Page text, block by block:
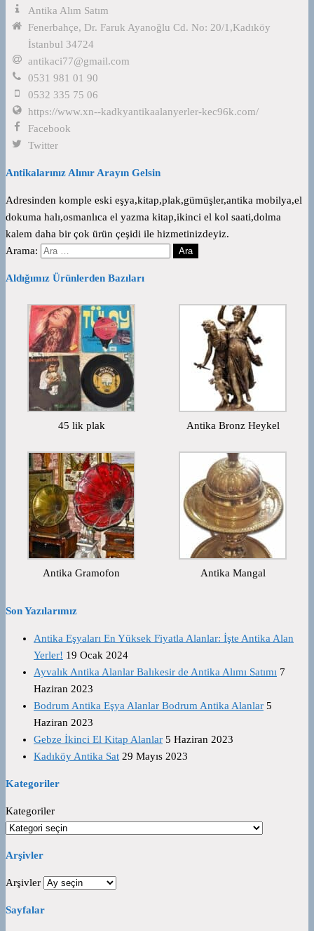
Antika Alım Satım
Fenerbahçe, Dr. Faruk Ayanoğlu Cd. No: 20/1,Kadıköy
İstanbul 34724
antikaci77@gmail.com
0531 981 01 90
0532 335 75 06
https://www.xn--kadkyantikaalanyerler-kec96k.com/
Facebook
Twitter
Antikalarınız Alınır Arayın Gelsin
Adresinden komple eski eşya,kitap,plak,gümüşler,antika mobilya,el
dokuma halı,osmanlıca el yazma kitap,ikinci el kol saati,dolma
kalem daha bir çok ürün çeşidi ile hizmetinizdeyiz.
Arama:
Aldığımız Ürünlerden Bazıları
45 lik plak Antika Bronz Heykel
Antika Gramofon Antika Mangal
Son Yazılarımız
Antika Eşyaları En Yüksek Fiyatla Alanlar: İşte Antika Alan
Yerler! 19 Ocak 2024
Ayvalık Antika Alanlar Balıkesir de Antika Alımı Satımı 7
Haziran 2023
Bodrum Antika Eşya Alanlar Bodrum Antika Alanlar 5
Haziran 2023
Gebze İkinci El Kitap Alanlar 5 Haziran 2023
Kadıköy Antika Sat 29 Mayıs 2023
Kategoriler
Kategoriler
Arşivler
Arşivler
Sayfalar